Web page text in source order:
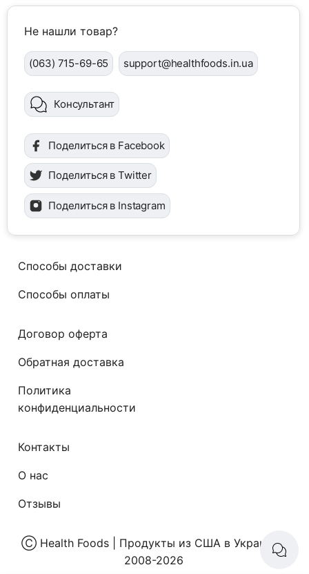
Не нашли товар?
(063) 715-69-65 support@healthfoods.in.ua
Консультант
Поделиться в Facebook
Поделиться в Twitter
Поделиться в Instagram
Способы доставки
Способы оплаты
Договор оферта
Обратная доставка
Политика
конфиденциальности
Контакты
О нас
Отзывы
Ⓒ Health Foods | Продукты из США в Украине|
2008-2026